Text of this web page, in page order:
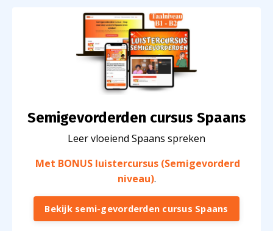
Semigevorderden cursus Spaans
Leer vloeiend Spaans spreken
Met BONUS luistercursus (Semigevorderd
niveau).
Bekijk semi-gevorderden cursus Spaans